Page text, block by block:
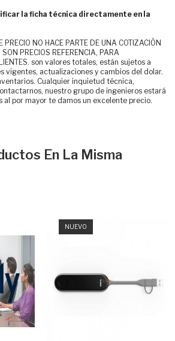
la ficha técnica directamente en la
PRECIO NO HACE PARTE DE UNA COTIZACIÓN
PRECIOS REFERENCIA, PARA
son valores totales, están sujetos a
vigentes, actualizaciones y cambios del dolar.
Cualquier inquietud técnica,
nuestro grupo de ingenieros estará
al por mayor te damos un excelente precio.
En La Misma
NUEVO